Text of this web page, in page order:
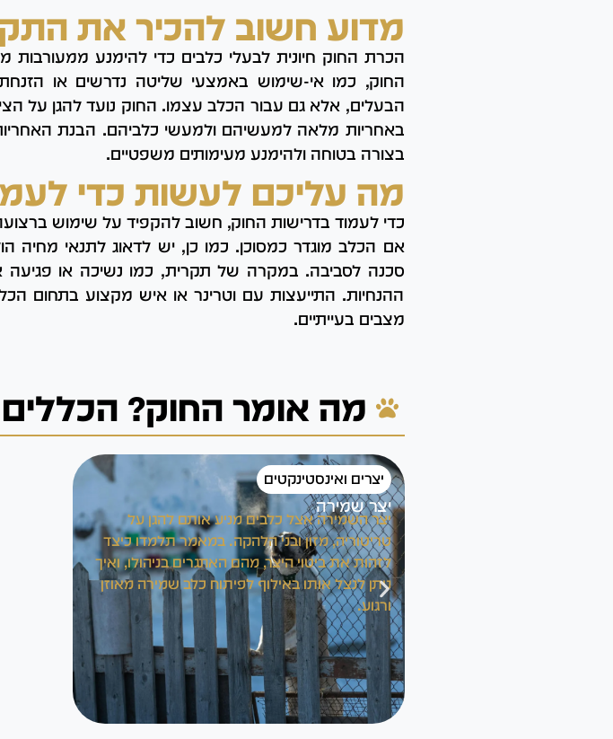
מדוע חשוב להכיר את
הכרת החוק חיונית לבעלי כלבים כדי להימנע
החוק, כמו אי-שימוש באמצעי שליטה נדרשים או
הבעלים, אלא גם עבור הכלב עצמו. החוק נועד להגן על
באחריות מלאה למעשיהם ולמעשי כלביהם. הבנת
בצורה בטוחה ולהימנע מעימותים משפטיים.
מה עליכם לעשות כדי
כדי לעמוד בדרישות החוק, חשוב להקפיד על שימוש
אם הכלב מוגדר כמסוכן. כמו כן, יש לדאוג לתנאי מחיה
סכנה לסביבה. במקרה של תקרית, כמו נשיכה או פגיעה
ההנחיות. התייעצות עם וטרינר או איש מקצוע בתחום
מצבים בעייתיים.
מה אומר החוק?
יצרים ואינסטינקטים
יצר שמירה
יצר השמירה אצל כלבים מניע אותם להגן על
טריטוריה, מזון ובני הלהקה. במאמר תלמדו כיצד
לזהות את ביטוי היצר, מהם האתגרים בניהולו, ואיך
ניתן לנצל אותו באילוף לפיתוח כלב שמירה מאוזן
ורגוע.